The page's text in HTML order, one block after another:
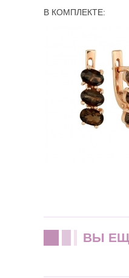
В КОМПЛЕКТЕ:
ВЫ